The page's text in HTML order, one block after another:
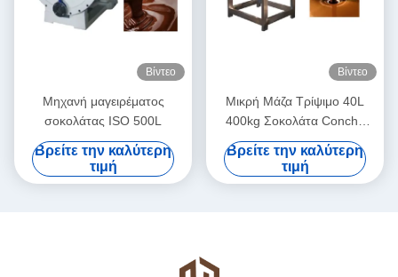
Βίντεο
Μηχανή μαγειρέματος
σοκολάτας ISO 500L
Βρείτε την καλύτερη
τιμή
Βίντεο
Μικρή Μάζα Τρίψιμο 40L
400kg Σοκολάτα Conche
Επεξεργαστή
Βρείτε την καλύτερη
τιμή